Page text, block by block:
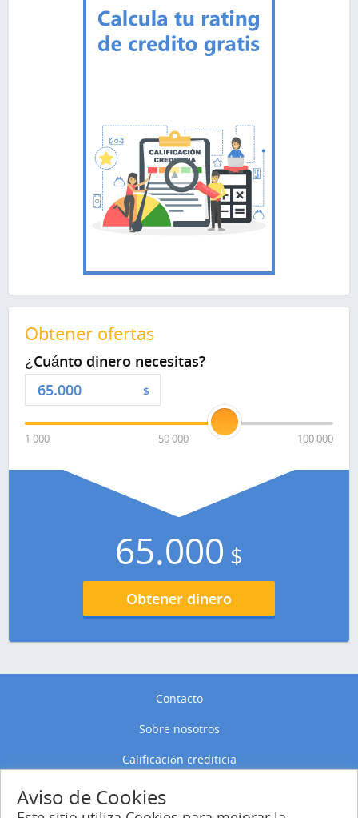
Obtener ofertas
¿Cuánto dinero necesitas?
$
1 000 50 000 100 000
65.000 $
Obtener dinero
Contacto
Sobre nosotros
Calificación crediticia
Política de privacidad
Aviso de Cookies